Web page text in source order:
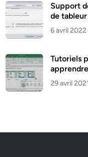
Support
de tableur
6 avril 2022
Tutoriels
29 avril